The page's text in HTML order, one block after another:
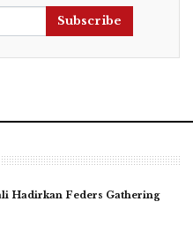
Subscribe
Hadirkan Feders Gathering